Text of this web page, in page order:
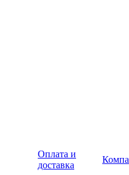
Оплата и
доставка